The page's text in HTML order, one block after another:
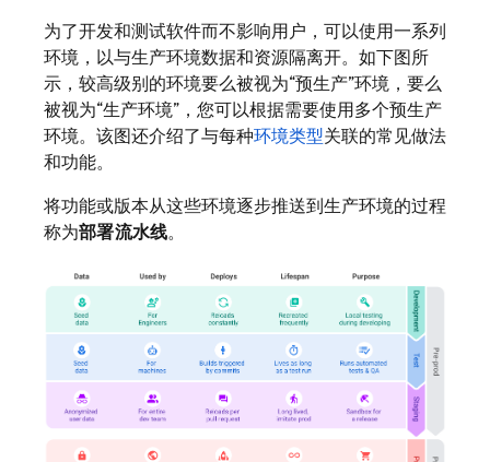
为了开发和测试软件而不影响用户，可以使用一系列
环境，以与生产环境数据和资源隔离开。如下图所
示，较高级别的环境要么被视为“预生产”环境，要么
被视为“生产环境” ，您可以根据需要使用多个预生产
环境。该图还介绍了与每种环境类型关联的常见做法
和功能。
将功能或版本从这些环境逐步推送到生产环境的过程
称为部署流水线。